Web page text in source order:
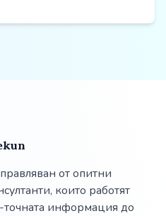
от опитни
които работят
точната информация до